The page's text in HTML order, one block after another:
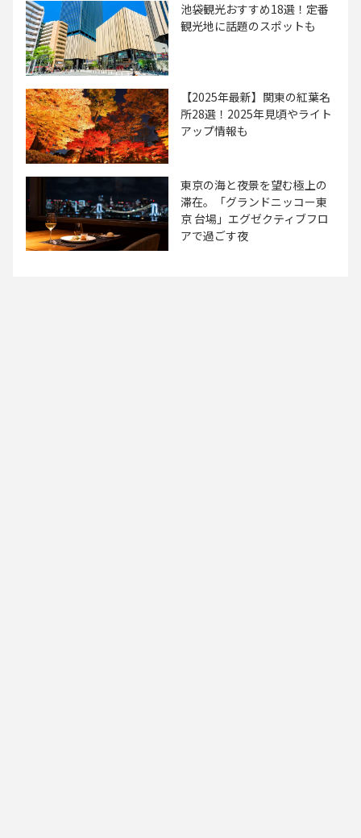
池袋観光おすすめ18選！定番
観光地に話題のスポットも
【2025年最新】関東の紅葉名
所28選！2025年見頃やライト
アップ情報も
東京の海と夜景を望む極上の
滞在。「グランドニッコー東
京 台場」エグゼクティブフロ
アで過ごす夜